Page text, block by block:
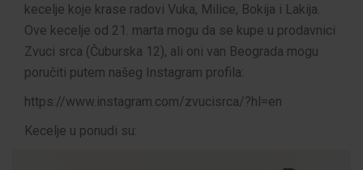
kecelje koje krase radovi Vuka, Milice, Bokija i Lakija.
Ove kecelje od 21. marta mogu da se kupe u prodavnici
Zvuci srca (Čuburska 12), ali oni van Beograda mogu
poručiti putem našeg Instagram profila:
https://www.instagram.com/zvucisrca/?hl=en
Kecelje u ponudi su: